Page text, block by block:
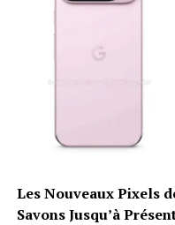
Les Nouveaux Pixels
Savons Jusqu’à